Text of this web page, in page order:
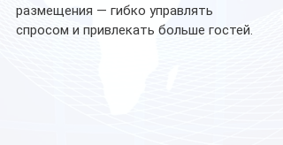
размещения — гибко управлять
спросом и привлекать больше гостей.